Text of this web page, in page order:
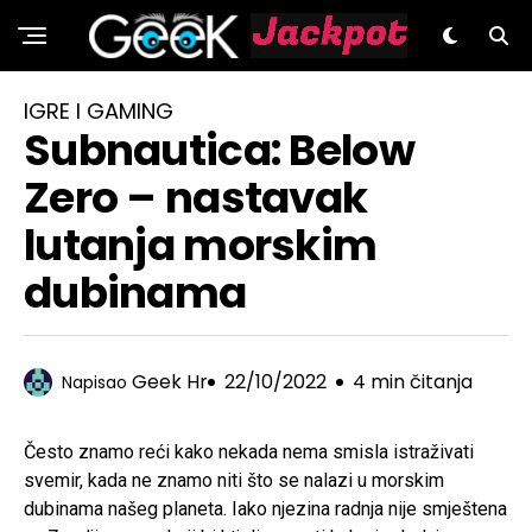
GeeK.hr
IGRE I GAMING
Subnautica: Below
Zero – nastavak
lutanja morskim
dubinama
Napisao Geek Hr 22/10/2022 4 min čitanja
Često znamo reći kako nekada nema smisla istraživati
svemir, kada ne znamo niti što se nalazi u morskim
dubinama našeg planeta. Iako njezina radnja nije smještena